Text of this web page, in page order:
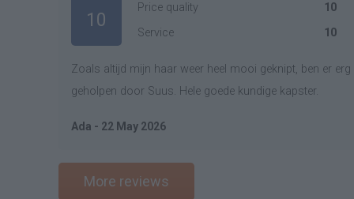
10
Price quality 10
Service
10
Zoals altijd mijn haar weer heel mooi geknipt, ben er
geholpen door Suus. Hele goede kundige kapster.
Ada - 22 May 2026
More reviews